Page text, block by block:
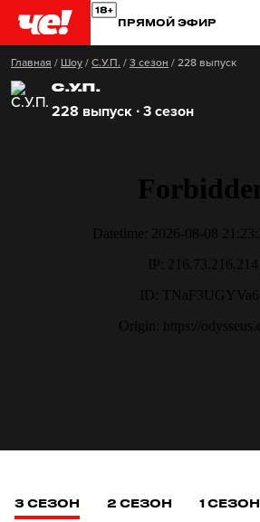
ПРЯМОЙ ЭФИР
Главная / Шоу / С.У.П. / 3 сезон / 228 выпуск
С.У.П.
228 выпуск ∙ 3 сезон
3 СЕЗОН 2 СЕЗОН 1 СЕЗОН